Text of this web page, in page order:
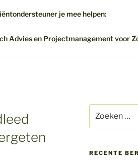
je mee helpen:
Advies en Projectmanagement voor
naar:
RECENTE